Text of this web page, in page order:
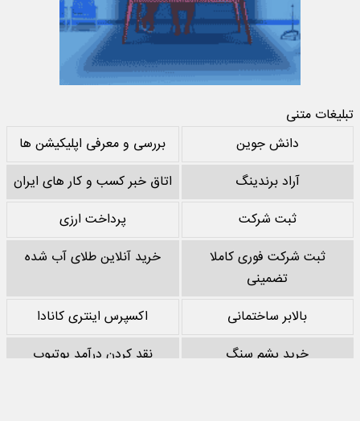
تبلیغات متنی
دانش جوین
بررسی و معرفی اپلیکیشن ها
آراد برندینگ
اتاق خبر کسب و کار های ایران
ثبت شرکت
پرداخت ارزی
ثبت شرکت فوری کاملا
تضمینی
خرید آنلاین طلای آب شده
بالابر ساختمانی
اکسپرس اینتری کانادا
خرید پشم سنگ
نقد کردن درآمد یوتیوب